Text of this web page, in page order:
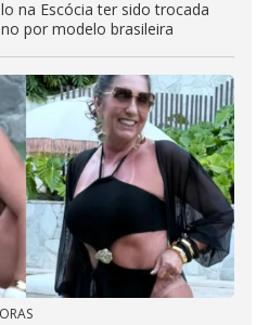
na Escócia ter sido trocada
por modelo brasileira